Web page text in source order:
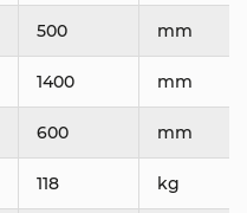
500 mm
1400 mm
600 mm
118 kg